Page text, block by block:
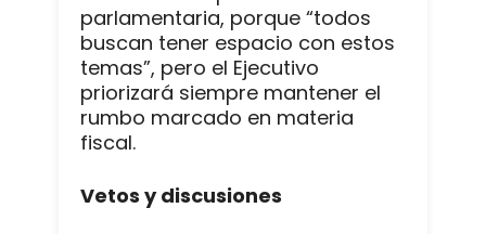
parlamentaria, porque “todos
buscan tener espacio con estos
temas”, pero el Ejecutivo
priorizará siempre mantener el
rumbo marcado en materia
fiscal.
Vetos y discusiones